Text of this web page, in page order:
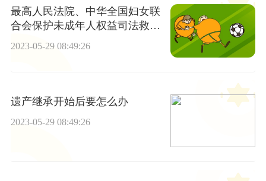
最高人民法院、中华全国妇女联
合会保护未成年人权益司法救助
典型案例新闻发布会-时快讯
2023-05-29 08:49:26
遗产继承开始后要怎么办
2023-05-29 08:49:26